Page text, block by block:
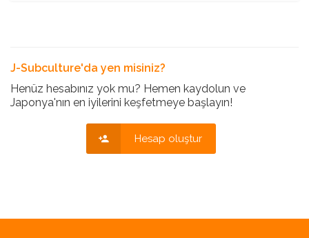
J-Subculture'da yen misiniz?
Henüz hesabınız yok mu? Hemen kaydolun ve
Japonya'nın en iyilerini keşfetmeye başlayın!
Hesap oluştur